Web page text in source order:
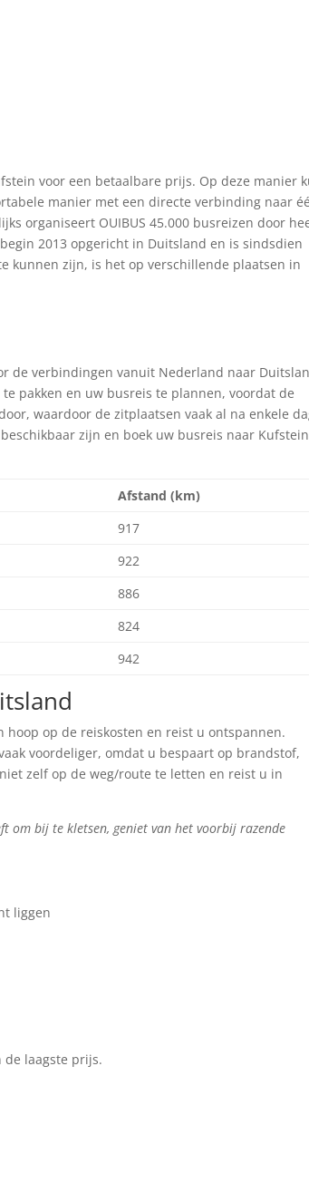
voor een betaalbare prijs. Op deze manier
manier met een directe verbinding naar
organiseert OUIBUS 45.000 busreizen door
2013 opgericht in Duitsland en is sindsdien
kunnen zijn, is het op verschillende plaatsen in
de verbindingen vanuit Nederland naar
pakken en uw busreis te plannen, voordat de
waardoor de zitplaatsen vaak al na enkele
zijn en boek uw busreis naar Kufstein
Afstand (km)
917
922
886
824
942
op de reiskosten en reist u ontspannen.
voordeliger, omdat u bespaart op brandstof,
zelf op de weg/route te letten en reist u in
om bij te kletsen, geniet van het voorbij razende
liggen
laagste prijs.